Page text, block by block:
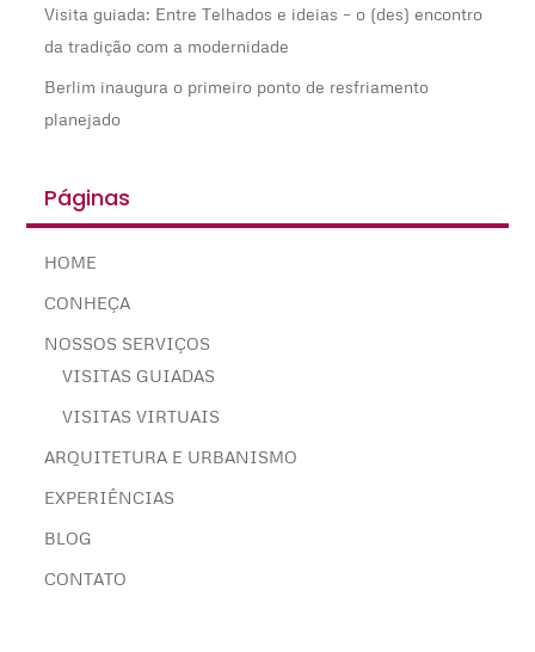
Visita guiada: Entre Telhados e ideias – o (des) encontro
da tradição com a modernidade
Berlim inaugura o primeiro ponto de resfriamento
planejado
Páginas
HOME
CONHEÇA
NOSSOS SERVIÇOS
VISITAS GUIADAS
VISITAS VIRTUAIS
ARQUITETURA E URBANISMO
EXPERIÊNCIAS
BLOG
CONTATO